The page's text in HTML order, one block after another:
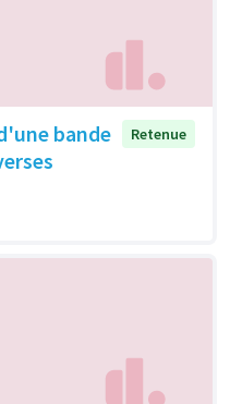
bande
Retenue